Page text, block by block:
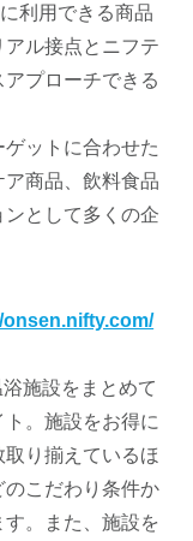
利用できる商品
ル接点とニフテ
プローチできる
ットに合わせた
商品、飲料食品
として多くの企
onsen.nifty.com/
施設をまとめて
。施設をお得に
り揃えているほ
こだわり条件か
。また、施設を